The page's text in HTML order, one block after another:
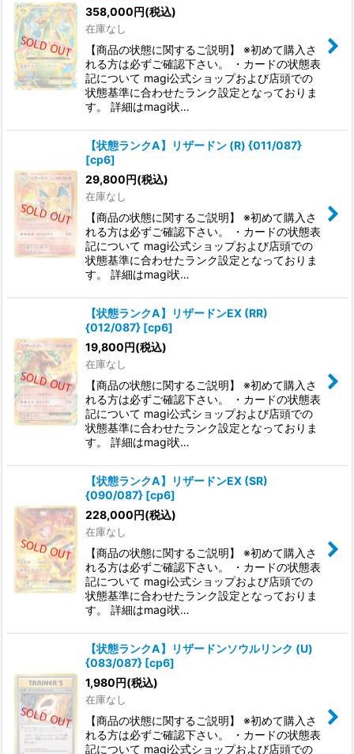
358,000円(税込)
在庫なし
【商品の状態に関するご説明】 ※初めて購入さ
れる方は必ずご確認下さい。 ・カードの状態表
記について magi公式ショップおよび店頭での
状態基準に合わせたランク設定となっておりま
す。 詳細はmagi状…
【状態ランクA】リザードン (R) {011/087}
[cp6]
29,800円(税込)
在庫なし
【商品の状態に関するご説明】 ※初めて購入さ
れる方は必ずご確認下さい。 ・カードの状態表
記について magi公式ショップおよび店頭での
状態基準に合わせたランク設定となっておりま
す。 詳細はmagi状…
【状態ランクA】リザードンEX (RR)
{012/087} [cp6]
19,800円(税込)
在庫なし
【商品の状態に関するご説明】 ※初めて購入さ
れる方は必ずご確認下さい。 ・カードの状態表
記について magi公式ショップおよび店頭での
状態基準に合わせたランク設定となっておりま
す。 詳細はmagi状…
【状態ランクA】リザードンEX (SR)
{090/087} [cp6]
228,000円(税込)
在庫なし
【商品の状態に関するご説明】 ※初めて購入さ
れる方は必ずご確認下さい。 ・カードの状態表
記について magi公式ショップおよび店頭での
状態基準に合わせたランク設定となっておりま
す。 詳細はmagi状…
【状態ランクA】リザードンソウルリンク (U)
{083/087} [cp6]
1,980円(税込)
在庫なし
【商品の状態に関するご説明】 ※初めて購入さ
れる方は必ずご確認下さい。 ・カードの状態表
記について magi公式ショップおよび店頭での